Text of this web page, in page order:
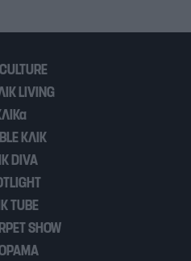
LIVING
ΚΛΙΚ
DIVA
TUBE
SHOW